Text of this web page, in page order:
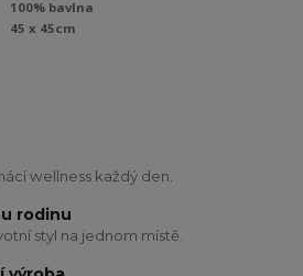
100% bavlna
45 x 45cm
wellness každý den.
rodinu
styl na jednom místě.